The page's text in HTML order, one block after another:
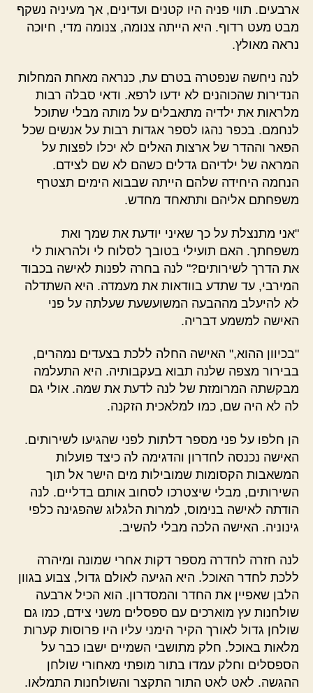
ארבעים. תווי פניה היו קטנים ועדינים, אך מעיניה נשקף
מבט מעט רדוף. היא הייתה צנומה, צנומה מדי, חיוכה
נראה מאולץ.
לנה ניחשה שנפטרה בטרם עת, כנראה מאחת המחלות
הנדירות שהכוהנים לא ידעו לרפא. ודאי סבלה רבות
מלראות את ילדיה מתאבלים על מותה מבלי שתוכל
לנחמם. בכפר נהגו לספר אגדות רבות על אנשים שכל
הפאר וההדר של ארצות האלים לא יכלו לפצות על
המראה של ילדיהם גדלים כשהם לא שם לצידם.
הנחמה היחידה שלהם הייתה שבבוא הימים תצטרף
משפחתם אליהם ותתאחד מחדש.
"אני מתנצלת על כך שאיני יודעת את שמך ואת
משפחתך. האם תועילי בטובך לסלוח לי ולהראות לי
את הדרך לשירותים?" לנה בחרה לפנות לאישה בכבוד
המירבי, עד שתדע בוודאות את מעמדה. היא השתדלה
לא להיעלב מההבעה המשועשעת שעלתה על פני
האישה למשמע דבריה.
"בכיוון ההוא," האישה החלה ללכת בצעדים נמהרים,
בבירור מצפה שלנה תבוא בעקבותיה. היא התעלמה
מבקשתה המרומזת של לנה לדעת את שמה. אולי גם
לה לא היה שם, כמו למלאכית הזקנה.
הן חלפו על פני מספר דלתות לפני שהגיעו לשירותים.
האישה נכנסה לחדרון והדגימה לה כיצד פועלות
המשאבות הקסומות שמובילות מים הישר אל תוך
השירותים, מבלי שיצטרכו לסחוב אותם בדליים. לנה
הודתה לאישה בנימוס, למרות הלגלוג שהפגינה כלפי
גינוניה. האישה הלכה מבלי להשיב.
לנה חזרה לחדרה מספר דקות אחרי שמונה ומיהרה
ללכת לחדר האוכל. היא הגיעה לאולם גדול, צבוע בגוון
הלבן שאפיין את החדר והמסדרון. הוא הכיל ארבעה
שולחנות עץ מוארכים עם ספסלים משני צידם, כמו גם
שולחן גדול לאורך הקיר הימני עליו היו פרוסות קערות
מלאות באוכל. חלק מתושבי השמיים ישבו כבר על
הספסלים וחלק עמדו בתור מופתי מאחורי שולחן
ההגשה. לאט לאט התור התקצר והשולחנות התמלאו.